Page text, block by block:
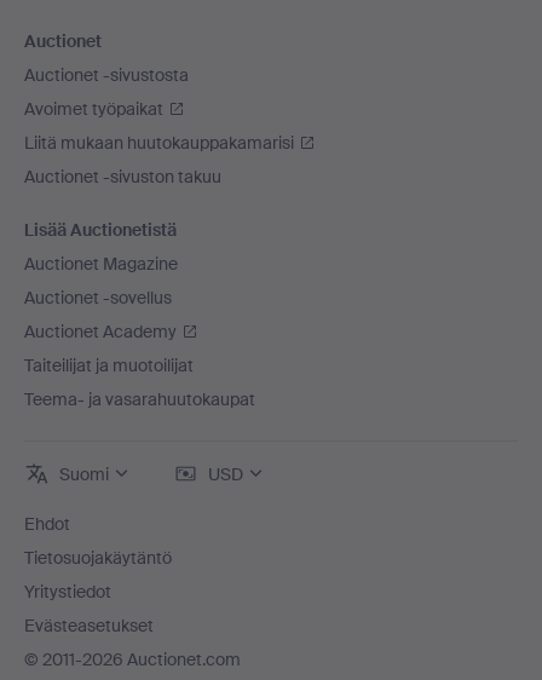
Auctionet
Auctionet -sivustosta
Avoimet työpaikat
Liitä mukaan huutokauppakamarisi
Auctionet -sivuston takuu
Lisää Auctionetistä
Auctionet Magazine
Auctionet -sovellus
Auctionet Academy
Taiteilijat ja muotoilijat
Teema- ja vasarahuutokaupat
Suomi USD
Ehdot
Tietosuojakäytäntö
Yritystiedot
Evästeasetukset
© 2011-2026 Auctionet.com